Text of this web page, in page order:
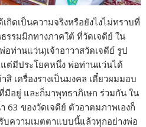
กิดเป็นความจริงหรือยังไงไม่ทราบที่
รรมมิกทางภาคใต้ ที่วัดเจดีย์ ใน
ท่านแว่น)เจ้าอาวาสวัดเจดีย์ รูป
ต่มีประโยคหนึ่ง พ่อท่านแว่นได้
สิ เครื่องรางเป็นมงคล เดี๋ยวผมมอบ
มีอยู่ และก็มาพุทธาภิเษก ร่วมกัน ใน
63 ของวัดเจดีย์ ตัวอาตมภาพเองก็
ความเมตตาแบบนี้แล้วทุกอย่างพ่อ